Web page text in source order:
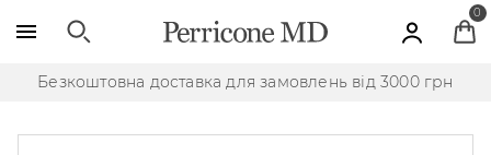
0
Безкоштовна доставка для замовлень від 3000 грн